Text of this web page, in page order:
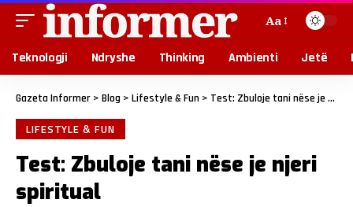
Aa
Teknologji Ndryshe Thinking Ambienti Jetë
Gazeta Informer > Blog > Lifestyle & Fun > Test: Zbuloje tani nëse je njeri spiritual
LIFESTYLE & FUN
Test: Zbuloje tani nëse je njeri
spiritual